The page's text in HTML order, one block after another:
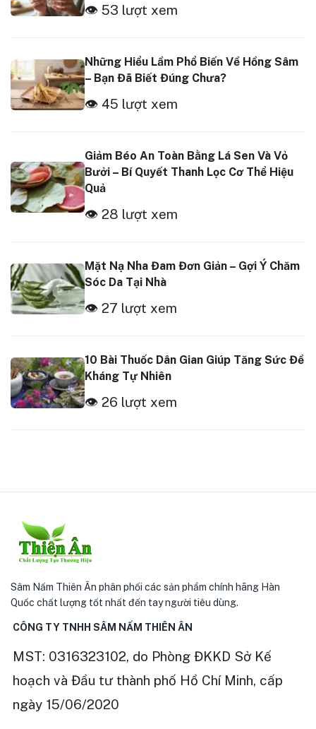
👁 53 lượt xem
Những Hiểu Lầm Phổ Biến Về Hồng Sâm
– Bạn Đã Biết Đúng Chưa?
👁 45 lượt xem
Giảm Béo An Toàn Bằng Lá Sen Và Vỏ
Bưởi – Bí Quyết Thanh Lọc Cơ Thể Hiệu
Quả
👁 28 lượt xem
Mặt Nạ Nha Đam Đơn Giản – Gợi Ý Chăm
Sóc Da Tại Nhà
👁 27 lượt xem
10 Bài Thuốc Dân Gian Giúp Tăng Sức Đề
Kháng Tự Nhiên
👁 26 lượt xem
Sâm Nấm Thiên Ân phân phối các sản phẩm chính hãng Hàn
Quốc chất lượng tốt nhất đến tay người tiêu dùng.
CÔNG TY TNHH SÂM NẤM THIÊN ÂN
MST: 0316323102, do Phòng ĐKKD Sở Kế
hoạch và Đầu tư thành phố Hồ Chí Minh, cấp
ngày 15/06/2020